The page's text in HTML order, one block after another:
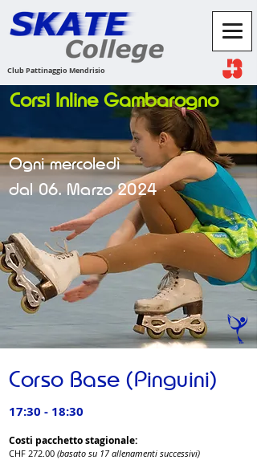
Club Pattinaggio Mendrisio
Corsi Inline Gambarogno
Ognimercoledì
dal 06. Marzo 2024
Corso Base (Pinguini)
17:30 - 18:30
Costi pacchetto stagionale:
CHF 272.00 (basato su 17 allenamenti successivi)